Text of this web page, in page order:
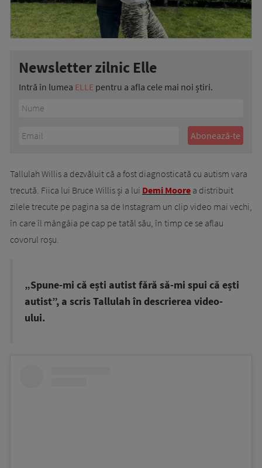
Newsletter zilnic Elle
Intră în lumea ELLE pentru a afla cele mai noi știri.
Tallulah Willis a dezvăluit că a fost diagnosticată cu autism vara
trecută. Fiica lui Bruce Willis și a lui Demi Moore a distribuit
zilele trecute pe pagina sa de Instagram un clip video mai vechi,
în care îl mângâia pe cap pe tatăl său, în timp ce se aflau
covorul roșu.
„Spune-mi că ești autist fără să-mi spui că ești
autist”, a scris Tallulah în descrierea video-
ului.